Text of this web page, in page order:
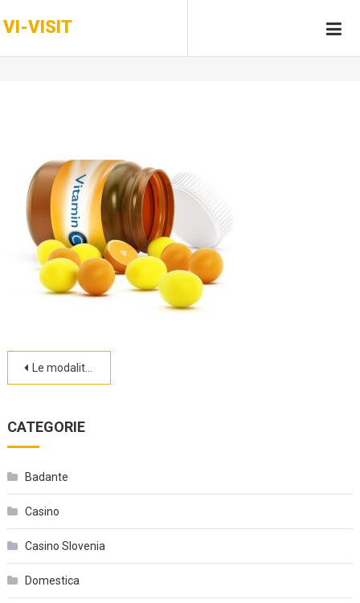
to
content
VI-VISIT
Navigazione
Le modalità di assunzione della vitamina C
CATEGORIE
Badante
Casino
Casino Slovenia
Domestica